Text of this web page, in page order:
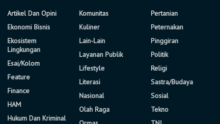
Artikel Dan Opini
Ekonomi Bisnis
Ekosistem
Lingkungan
Esai/Kolom
Feature
Finance
HAM
Hukum Dan Kriminal
Komunitas
Kuliner
Lain-Lain
Layanan Publik
Lifestyle
Literasi
Nasional
Olah Raga
Pertanian
Peternakan
Pinggiran
Politik
Religi
Sastra/Budaya
Sosial
Tekno